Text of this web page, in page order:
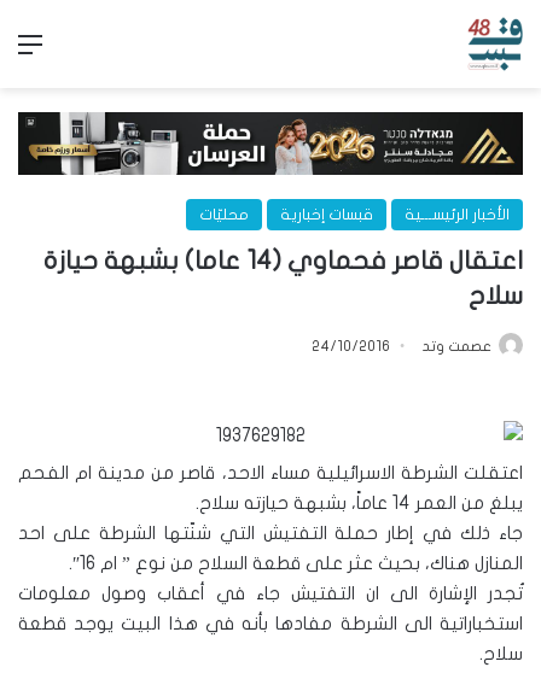
الأخبار الرئيســـية قبسات إخبارية محليّات
اعتقال قاصر فحماوي (14 عاما) بشبهة حيازة
سلاح‎
عصمت وتد 24/10/2016
اعتقلت الشرطة الاسرائيلية مساء الاحد، قاصر من مدينة ام الفحم
يبلغ من العمر 14 عاماً، بشبهة حيازته سلاح.
جاء ذلك في إطار حملة التفتيش التي شنّتها الشرطة على احد
المنازل هناك، بحيث عثر على قطعة السلاح من نوع ” ام 16″.
تُجدر الإشارة الى ان التفتيش جاء في أعقاب وصول معلومات
استخباراتية الى الشرطة مفادها بأنه في هذا البيت يوجد قطعة
سلاح.